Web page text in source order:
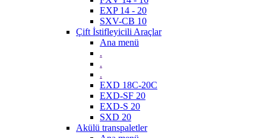
EXP 14 - 20
SXV-CB 10
Çift İstifleyicili Araçlar
Ana menü
.
.
.
EXD 18C-20C
EXD-SF 20
EXD-S 20
SXD 20
Akülü transpaletler